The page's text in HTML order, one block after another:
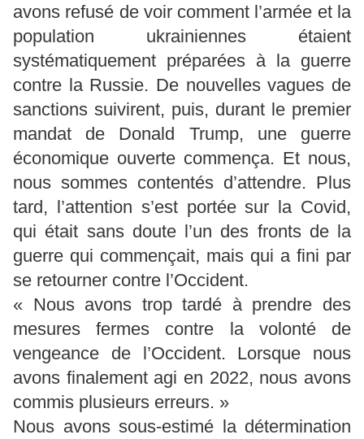
avons refusé de voir comment l’armée et la
population ukrainiennes étaient
systématiquement préparées à la guerre
contre la Russie. De nouvelles vagues de
sanctions suivirent, puis, durant le premier
mandat de Donald Trump, une guerre
économique ouverte commença. Et nous,
nous sommes contentés d’attendre. Plus
tard, l’attention s’est portée sur la Covid,
qui était sans doute l’un des fronts de la
guerre qui commençait, mais qui a fini par
se retourner contre l’Occident.
« Nous avons trop tardé à prendre des
mesures fermes contre la volonté de
vengeance de l’Occident. Lorsque nous
avons finalement agi en 2022, nous avons
commis plusieurs erreurs. »
Nous avons sous-estimé la détermination